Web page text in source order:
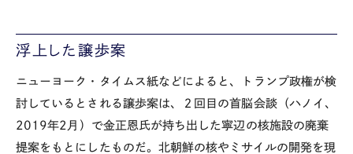
浮上した譲歩案
ニューヨーク・タイムス紙などによると、トランプ政権が検
討しているとされる譲歩案は、２回目の首脳会談（ハノイ、
2019年2月）で金正恩氏が持ち出した寧辺の核施設の廃棄
提案をもとにしたものだ。北朝鮮の核やミサイルの開発を現